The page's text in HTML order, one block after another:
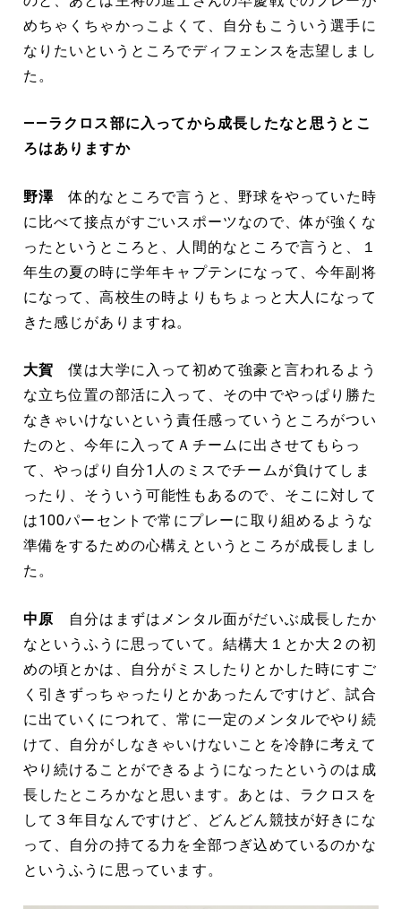
めちゃくちゃかっこよくて、自分もこういう選手に
なりたいというところでディフェンスを志望しまし
た。
――ラクロス部に入ってから成長したなと思うとこ
ろはありますか
野澤体的なところで言うと、野球をやっていた時
に比べて接点がすごいスポーツなので、体が強くな
ったというところと、人間的なところで言うと、１
年生の夏の時に学年キャプテンになって、今年副将
になって、高校生の時よりもちょっと大人になって
きた感じがありますね。
大賀 僕は大学に入って初めて強豪と言われるよう
な立ち位置の部活に入って、その中でやっぱり勝た
なきゃいけないという責任感っていうところがつい
たのと、今年に入ってＡチームに出させてもらっ
て、やっぱり自分1人のミスでチームが負けてしま
ったり、そういう可能性もあるので、そこに対して
は100パーセントで常にプレーに取り組めるような
準備をするための心構えというところが成長しまし
た。
中原 自分はまずはメンタル面がだいぶ成長したか
なというふうに思っていて。結構大１とか大２の初
めの頃とかは、自分がミスしたりとかした時にすご
く引きずっちゃったりとかあったんですけど、試合
に出ていくにつれて、常に一定のメンタルでやり続
けて、自分がしなきゃいけないことを冷静に考えて
やり続けることができるようになったというのは成
長したところかなと思います。あとは、ラクロスを
して３年目なんですけど、どんどん競技が好きにな
って、自分の持てる力を全部つぎ込めているのかな
というふうに思っています。